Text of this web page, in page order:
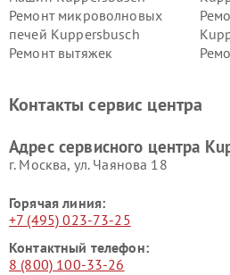
Ремонт микроволновых
печей Kuppersbusch
Ремонт вытяжек
Kuppersbusch
Ремонт сушильных машин
Контакты сервис центра
Адрес сервисного центра
г. Москва, ул. Чаянова 18
Горячая линия:
+7 (495) 023-73-25
Контактный телефон:
8 (800) 100-33-26